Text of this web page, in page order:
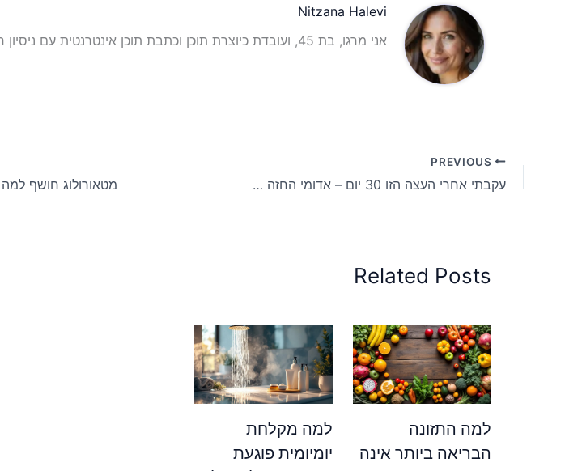
Nitzana Halevi
אני מרגו, בת 45, ועובדת כיוצרת תוכן וכתבת תוכן אינטרנטית עם ניסיון רב בתחום.
עקבתי אחרי העצה הזו 30 יום – אדומי החזה נעלמו מהגינה
Related Posts
למה התזונה
הבריאה ביותר אינה
למה מקלחת
יומיומית פוגעת